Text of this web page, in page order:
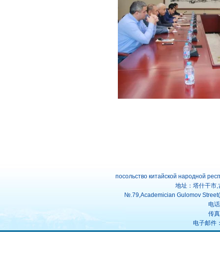
посольство китайской народной
地址：塔什干市
№.79,Academician Gulomov
电
传
电子邮件